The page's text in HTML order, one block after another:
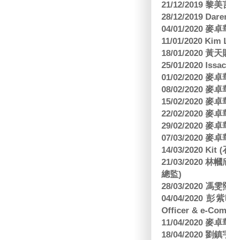
21/12/2019 黎
28/12/2019
04/01/2020 麥
11/01/2020
18/01/2020 黃
25/01/2020
01/02/2020 麥
08/02/2020 麥
15/02/2020 麥
22/02/2020 麥
29/02/2020 麥
07/03/2020 麥
14/03/2020 Kit
21/03/2020 林
總監)
28/03/2020 馮
04/04/2020 彭
Officer & e-
11/04/2020 麥
18/04/2020 劉